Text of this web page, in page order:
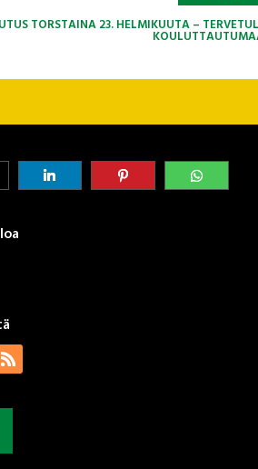
TORSTAINA 23. HELMIKUUTA –